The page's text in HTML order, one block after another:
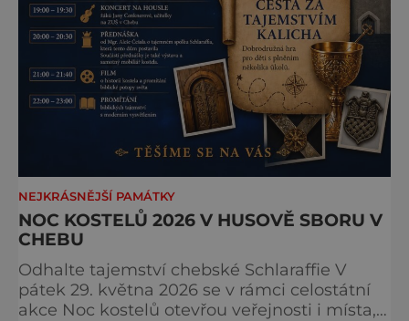
NEJKRÁSNĚJŠÍ PAMÁTKY
NOC KOSTELŮ 2026 V HUSOVĚ SBORU V
CHEBU
Odhalte tajemství chebské Schlaraffie V
pátek 29. května 2026 se v rámci celostátní
akce Noc kostelů otevřou veřejnosti i místa,